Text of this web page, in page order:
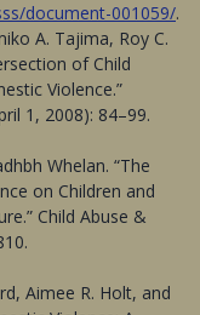
document-001059/.
A. Tajima, Roy C.
of Child
Violence.”
1, 2008): 84–99.
Whelan. “The
on Children and
Child Abuse &
Aimee R. Holt, and